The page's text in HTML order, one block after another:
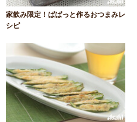
家飲み限定！ぱぱっと作るおつまみレ
シピ